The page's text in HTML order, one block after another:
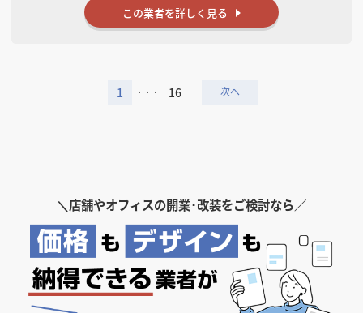
この業者を詳しく見る
1 ・・・ 16
＼店舗やオフィスの開業･改装をご検討なら／